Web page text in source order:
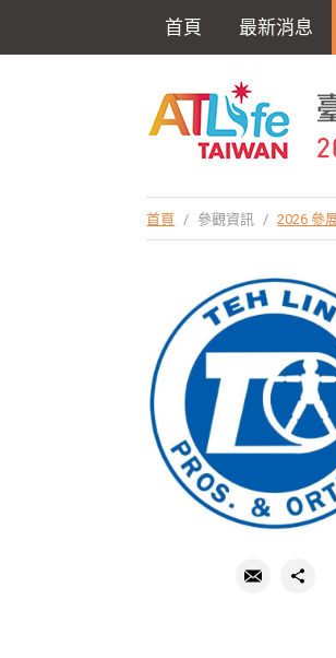
首頁 最新消息
首頁 / 參觀資訊 / 2026 參